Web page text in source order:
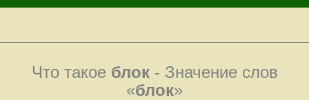
Что такое блок- Значение слов
«блок»